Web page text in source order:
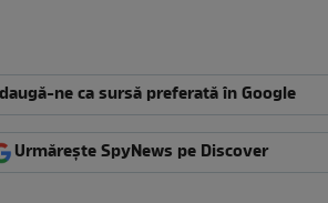
ne ca sursă preferată în Google
Urmărește SpyNews pe Discover